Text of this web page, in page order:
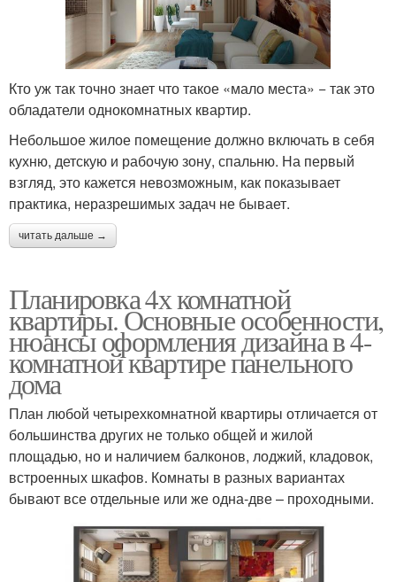
Кто уж так точно знает что такое «мало места» − так это
обладатели однокомнатных квартир.
Небольшое жилое помещение должно включать в себя
кухню, детскую и рабочую зону, спальню. На первый
взгляд, это кажется невозможным, как показывает
практика, неразрешимых задач не бывает.
читать дальше →
Планировка 4х комнатной
квартиры. Основные особенности,
нюансы оформления дизайна в 4-
комнатной квартире панельного
дома
План любой четырехкомнатной квартиры отличается от
большинства других не только общей и жилой
площадью, но и наличием балконов, лоджий, кладовок,
встроенных шкафов. Комнаты в разных вариантах
бывают все отдельные или же одна-две – проходными.